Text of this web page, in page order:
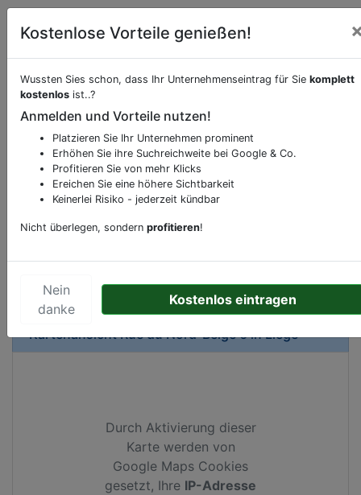
Beschreibung & Services vonServicecenter
Telekommunikation
Sie möchten eine Beschreibung, Dienstleistung
oder andere relevante Informationen hinzufügen?
Klicken Sie bittehierum uns zu kontaktieren.
Gerne erweitern wir Ihren Firmeneintrag um
Ihr Unternehmen anbietet und womit Sie sich von
Ihren Wettbewerbern abheben.
KartenansichtRue du Nord-Belge 6inLiège
Durch Aktivierung dieser
Karte werden von
Google Maps Cookies
gesetzt, Ihre IP-Adresse
Kostenlose Vorteile genießen!
Wussten Sies schon, dass Ihr Unternehmenseintrag für Sie komplett
kostenlos ist..?
Anmelden und Vorteile nutzen!
Platzieren Sie Ihr Unternehmen prominent
Erhöhen Sie ihre Suchreichweite bei Google & Co.
Profitieren Sie von mehr Klicks
Ereichen Sie eine höhere Sichtbarkeit
Keinerlei Risiko - jederzeit kündbar
Nicht überlegen, sondern profitieren!
Nein
danke
Kostenlos eintragen